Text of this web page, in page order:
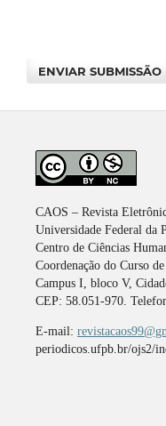
ENVIAR SUBMISSÃO
CAOS – Revista
Universidade Federal da
Centro de Ciências
Coordenação do Curso
Campus I, bloco V,
CEP: 58.051-970.
E-mail:
periodicos.ufpb.br/ojs2/